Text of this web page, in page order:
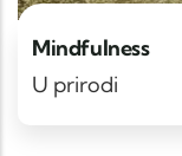
Mindfulness
U prirodi